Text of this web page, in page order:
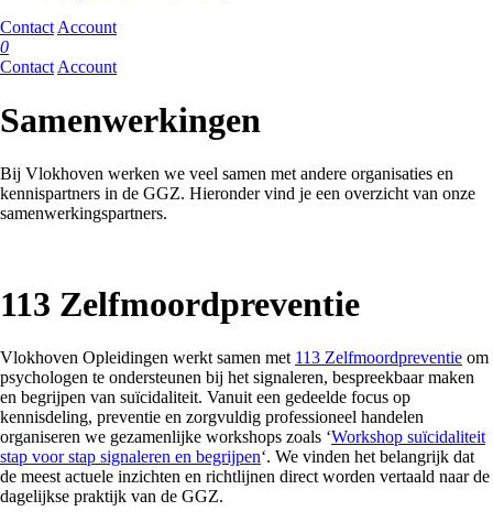
Contact Account
0
Contact Account
Samenwerkingen
Bij Vlokhoven werken we veel samen met andere organisaties en
kennispartners in de GGZ. Hieronder vind je een overzicht van onze
samenwerkingspartners.
113 Zelfmoordpreventie
Vlokhoven Opleidingen werkt samen met 113 Zelfmoordpreventie om
psychologen te ondersteunen bij het signaleren, bespreekbaar maken
en begrijpen van suïcidaliteit. Vanuit een gedeelde focus op
kennisdeling, preventie en zorgvuldig professioneel handelen
organiseren we gezamenlijke workshops zoals ‘Workshop suïcidaliteit
stap voor stap signaleren en begrijpen‘. We vinden het belangrijk dat
de meest actuele inzichten en richtlijnen direct worden vertaald naar de
dagelijkse praktijk van de GGZ.